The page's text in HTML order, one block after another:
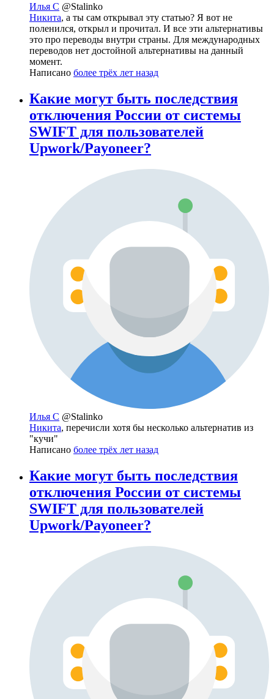
Илья С @Stalinko
Никита, а ты сам открывал эту статью? Я вот не
поленился, открыл и прочитал. И все эти альтернативы
это про переводы внутри страны. Для международных
переводов нет достойной альтернативы на данный
момент.
Написано более трёх лет назад
Какие могут быть последствия
отключения России от системы
SWIFT для пользователей
Upwork/Payoneer?
Илья С @Stalinko
Никита, перечисли хотя бы несколько альтернатив из
"кучи"
Написано более трёх лет назад
Какие могут быть последствия
отключения России от системы
SWIFT для пользователей
Upwork/Payoneer?